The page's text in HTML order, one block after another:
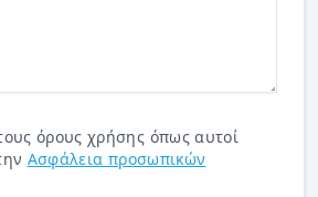
όρους χρήσης όπως αυτοί
Ασφάλεια προσωπικών